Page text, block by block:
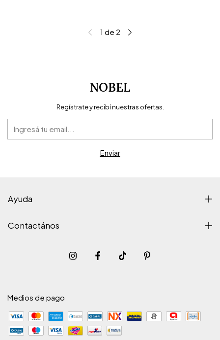
1 de 2
NOBEL
Regístrate y recibí nuestras ofertas.
Ayuda
Contactános
Medios de pago